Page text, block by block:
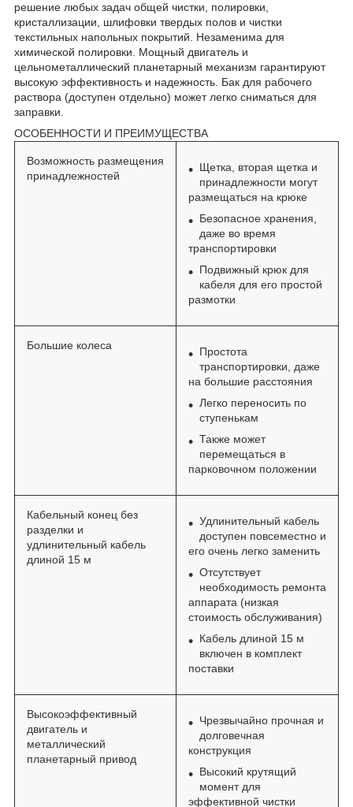
решение любых задач общей чистки, полировки,
кристаллизации, шлифовки твердых полов и чистки
текстильных напольных покрытий. Незаменима для
химической полировки. Мощный двигатель и
цельнометаллический планетарный механизм гарантируют
высокую эффективность и надежность. Бак для рабочего
раствора (доступен отдельно) может легко сниматься для
заправки.
ОСОБЕННОСТИ И ПРЕИМУЩЕСТВА
Возможность размещения
принадлежностей
Щетка, вторая щетка и
принадлежности могут
размещаться на крюке
Безопасное хранения,
даже во время
транспортировки
Подвижный крюк для
кабеля для его простой
размотки
Большие колеса
Простота
транспортировки, даже
на большие расстояния
Легко переносить по
ступенькам
Также может
перемещаться в
парковочном положении
Кабельный конец без
разделки и
удлинительный кабель
длиной 15 м
Удлинительный кабель
доступен повсеместно и
его очень легко заменить
Отсутствует
необходимость ремонта
аппарата (низкая
стоимость обслуживания)
Кабель длиной 15 м
включен в комплект
поставки
Высокоэффективный
двигатель и
металлический
планетарный привод
Чрезвычайно прочная и
долговечная
конструкция
Высокий крутящий
момент для
эффективной чистки